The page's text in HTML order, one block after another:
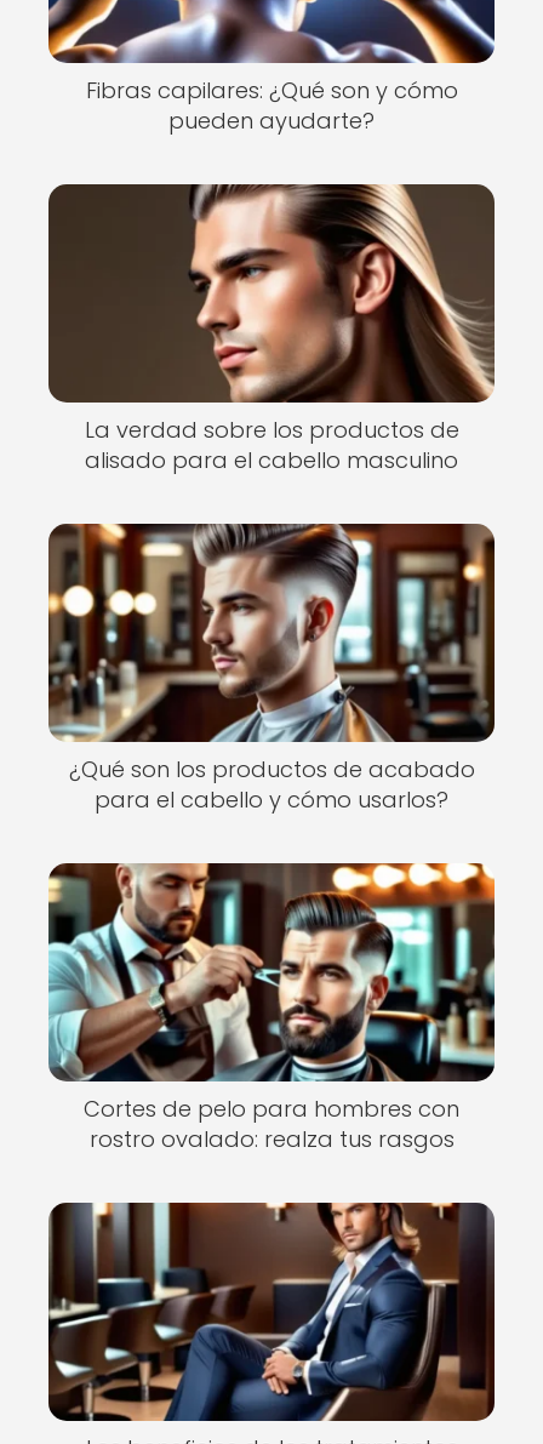
Fibras capilares: ¿Qué son y cómo
pueden ayudarte?
La verdad sobre los productos de
alisado para el cabello masculino
¿Qué son los productos de acabado
para el cabello y cómo usarlos?
Cortes de pelo para hombres con
rostro ovalado: realza tus rasgos